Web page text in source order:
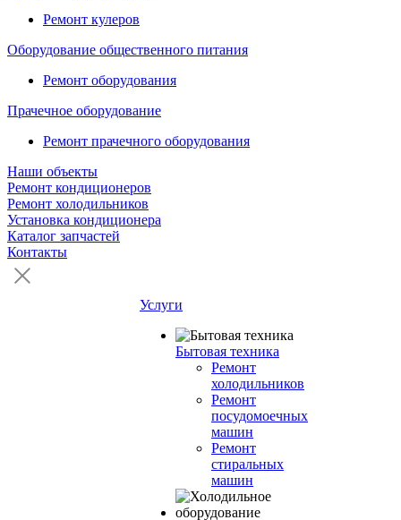
Ремонт кулеров
Оборудование общественного питания
Ремонт оборудования
Прачечное оборудование
Ремонт прачечного оборудования
Наши объекты
Ремонт кондиционеров
Ремонт холодильников
Установка кондиционера
Каталог запчастей
Контакты
Услуги
Бытовая техника
Ремонт
холодильников
Ремонт
посудомоечных
машин
Ремонт
стиральных
машин